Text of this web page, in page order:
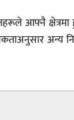
आफ्नै
अन्य